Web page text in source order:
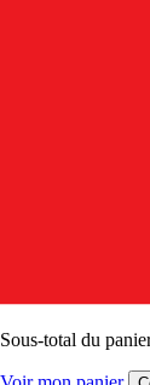
Sous-total du